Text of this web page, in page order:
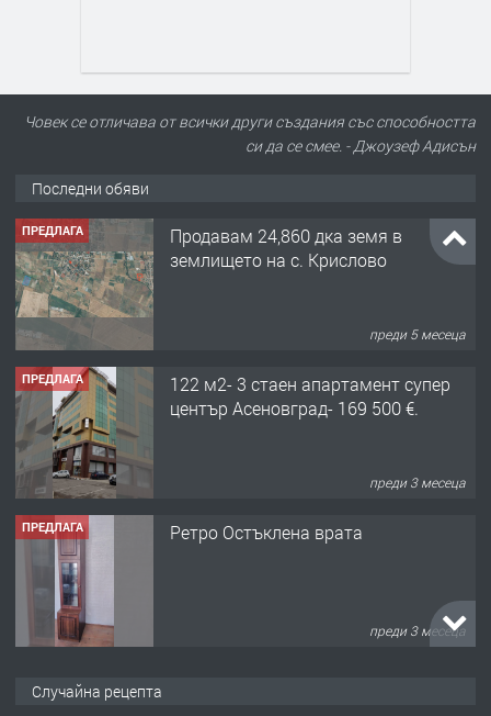
Човек се отличава от всички други създания със способността
си да се смее. - Джоузеф Адисън
Последни обяви
ПРЕДЛАГА
Продавам 24,860 дка земя в
землището на с. Крислово
преди 5 месеца
ПРЕДЛАГА
122 м2- 3 стаен апартамент супер
център Асеновград- 169 500 €.
преди 3 месеца
ПРЕДЛАГА Ретро Остъклена врата
преди 3 месеца
Случайна рецепта